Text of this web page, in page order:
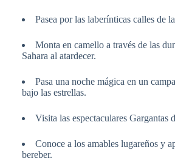
Pasea por las laberínticas calles de
Monta en camello a través de las
Sahara al atardecer.
Pasa una noche mágica en un
bajo las estrellas.
Visita las espectaculares Gargantas
Conoce a los amables lugareños y
bereber.